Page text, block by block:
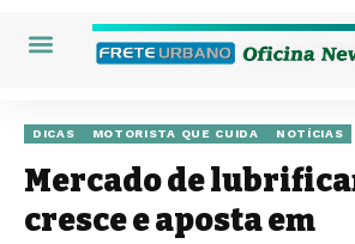
DICAS MOTORISTA QUE CUIDA NOTÍCIAS
Mercado de
cresce e aposta em